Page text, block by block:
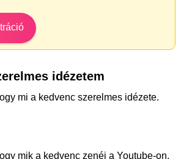
idézetem
mi a kedvenc szerelmes idézete.
mik a kedvenc zenéi a Youtube-on.